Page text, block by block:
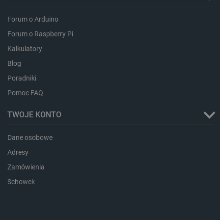
Forum o Arduino
Forum o Raspberry Pi
Kalkulatory
Blog
Poradniki
Pomoc FAQ
TWOJE KONTO
Dane osobowe
Adresy
Zamówienia
Schowek
botland.com.pl